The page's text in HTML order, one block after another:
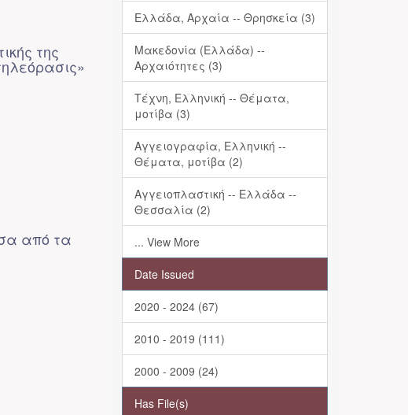
της
από τα
Ελλάδα, Αρχαία -- Θρησκεία (3)
Μακεδονία (Ελλάδα) --
Αρχαιότητες (3)
Τέχνη, Ελληνική -- Θέματα,
μοτίβα (3)
Αγγειογραφία, Ελληνική --
Θέματα, μοτίβα (2)
Αγγειοπλαστική -- Ελλάδα --
Θεσσαλία (2)
... View More
Date Issued
2020 - 2024 (67)
2010 - 2019 (111)
2000 - 2009 (24)
Has File(s)